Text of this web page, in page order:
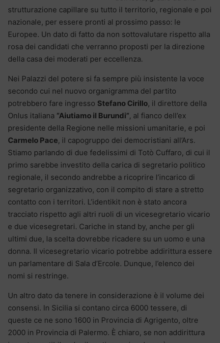
strutturazione capillare su tutto il territorio, regionale e poi
nazionale, per essere pronti al prossimo passo: le
Europee. Un dato di fatto da non sottovalutare rispetto alla
rosa dei candidati che verranno proposti per la direzione
della casa dei moderati per eccellenza.
Nei Palazzi del potere si fa sempre più insistente la voce
secondo cui nel nuovo organigramma del partito
potrebbero fare ingresso Stefano Cirillo, il direttore della
Onlus italiana “Aiutiamo il Burundi”, al fianco dell’ex
presidente della Regione nelle missioni umanitarie, e poi
Carmelo Pace, il capogruppo dei democristiani all’Ars.
Stiamo parlando di due fedelissimi di Totò Cuffaro, di cui il
primo sarebbe investito della carica di segretario politico
regionale, il secondo andrebbe a ricoprire l’incarico di
segretario organizzativo, con il compito di stare a stretto
contatto con i territori. L’identikit non è stato ancora
tracciato rispetto agli altri ruoli di un vicesegretario vicario
e due vicesegretari. Cariche in stand by, anche per gli
ultimi due, la scelta dovrebbe ricadere su un uomo e una
donna. Il vicesegretario vicario potrebbe addirittura essere
un parlamentare di Sala d’Ercole. Dunque, l’elenco dei
nomi si restringe.
Un altro dato da tenere in considerazione è il volume dei
consensi. In Sicilia si contano circa 6000 tessere, di
queste ce ne sono 1600 in Provincia di Agrigento, oltre
2000 in Provincia di Palermo. È chiaro, se non addirittura